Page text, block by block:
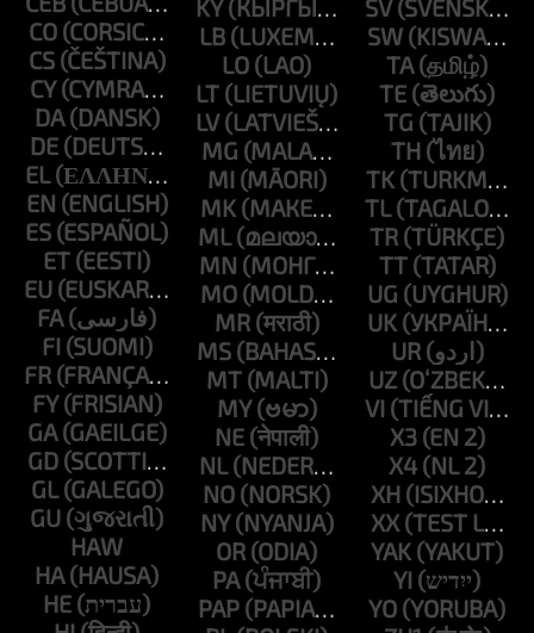
CO
CS
CY
DA
DE
EL
EN
ES
ET
EU
FA
FI
FR
FY
GA
GD
GL
GU
HAW
HA
HE
KY
LB
LO
LT
LV
MG
MI
MK
ML
MN
MO
MR
MS
MT
MY
NE
NL
NO
NY
OR
PA
PAP
SV
SW
TA
TE
TG
TH
TK
TL
TR
TT
UG
UK
UR
UZ
VI
X3
X4
XH
XX
YAK
YI
YO